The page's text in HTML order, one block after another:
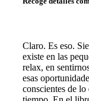
Claro. Es eso.
existe en las
relax, en
esas
conscientes de